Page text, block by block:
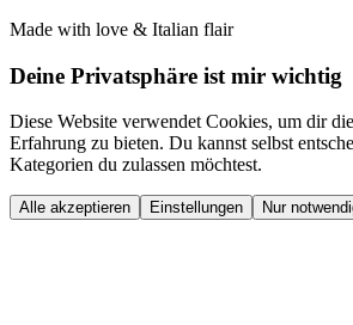
Made with love & Italian flair
Deine Privatsphäre ist mir wichtig
Diese Website verwendet Cookies, um dir
Erfahrung zu bieten. Du kannst selbst
Kategorien du zulassen möchtest.
Alle akzeptieren Einstellungen Nur